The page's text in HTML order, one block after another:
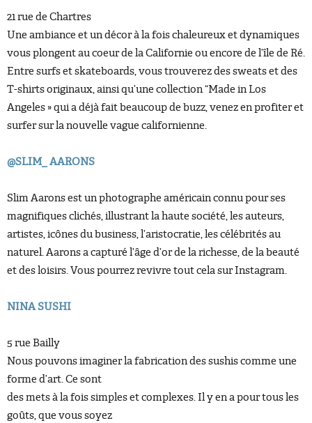
21 rue de Chartres
Une ambiance et un décor à la fois chaleureux et dynamiques
vous plongent au coeur de la Californie ou encore de l’île de Ré.
Entre surfs et skateboards, vous trouverez des sweats et des
T-shirts originaux, ainsi qu’une collection “Made in Los
Angeles » qui a déjà fait beaucoup de buzz, venez en profiter et
surfer sur la nouvelle vague californienne.
@SLIM_ AARONS
Slim Aarons est un photographe américain connu pour ses
magnifiques clichés, illustrant la haute société, les auteurs,
artistes, icônes du business, l’aristocratie, les célébrités au
naturel. Aarons a capturé l’âge d’or de la richesse, de la beauté
et des loisirs. Vous pourrez revivre tout cela sur Instagram.
NINA SUSHI
5 rue Bailly
Nous pouvons imaginer la fabrication des sushis comme une
forme d’art. Ce sont
des mets à la fois simples et complexes. Il y en a pour tous les
goûts, que vous soyez